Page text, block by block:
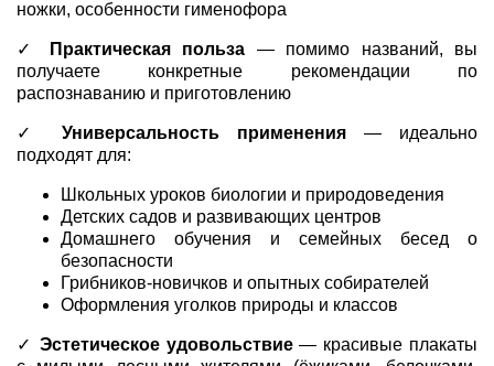
ножки, особенности гименофора
✓ Практическая польза — помимо названий, вы
получаете конкретные рекомендации по
распознаванию и приготовлению
✓ Универсальность применения — идеально
подходят для:
Школьных уроков биологии и природоведения
Детских садов и развивающих центров
Домашнего обучения и семейных бесед о
безопасности
Грибников-новичков и опытных собирателей
Оформления уголков природы и классов
✓ Эстетическое удовольствие— красивые плакаты